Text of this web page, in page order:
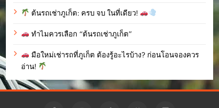
ต้นรถเช่าภูเก็ต: ครบ จบ ในที่เดียว!
ทำไมควรเลือก “ต้นรถเช่าภูเก็ต”
มือใหม่เช่ารถที่ภูเก็ต ต้องรู้อะไรบ้าง? ก่อนโอนจองควร
อ่าน!